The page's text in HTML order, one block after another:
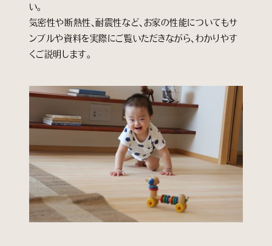
い。
気密性や断熱性、耐震性など、お家の性能についてもサ
ンプルや資料を実際にご覧いただきながら、わかりやす
くご説明します。